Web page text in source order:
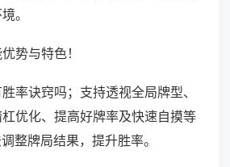
。
势与特色！
率诀窍吗；支持透视全局牌型、
优化、提高好牌率及快速自摸等
整牌局结果，提升胜率。